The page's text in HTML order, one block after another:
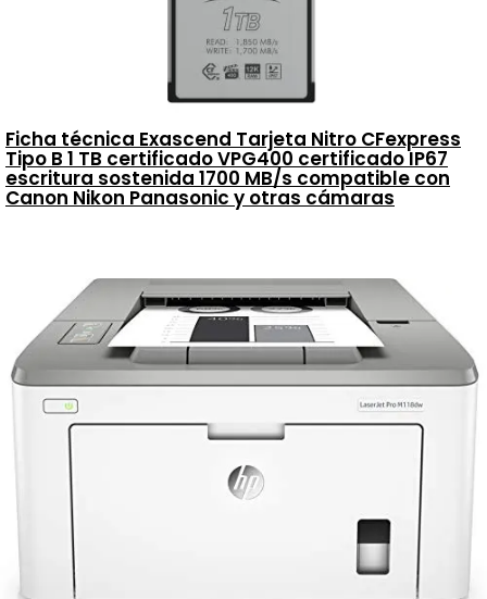
Ficha técnica Exascend Tarjeta Nitro CFexpress
Tipo B 1 TB certificado VPG400 certificado IP67
escritura sostenida 1700 MB/s compatible con
Canon Nikon Panasonic y otras cámaras